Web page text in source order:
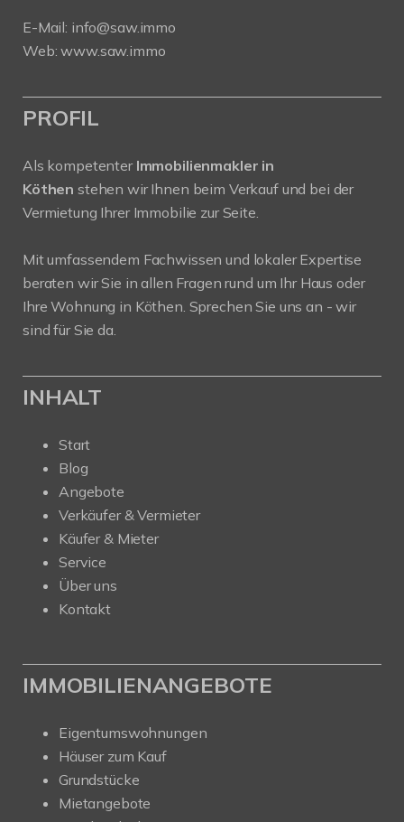
E-Mail: info@saw.immo
Web:www.saw.immo
PROFIL
Als kompetenter Immobilienmakler in
Köthen stehen wir Ihnen beim Verkauf und bei der
Vermietung Ihrer Immobilie zur Seite.
Mit umfassendem Fachwissen und lokaler Expertise
beraten wir Sie in allen Fragen rund um Ihr Haus oder
Ihre Wohnung in Köthen. Sprechen Sie uns an - wir
sind für Sie da.
INHALT
Start
Blog
Angebote
Verkäufer & Vermieter
Käufer & Mieter
Service
Über uns
Kontakt
IMMOBILIENANGEBOTE
Eigentumswohnungen
Häuser zum Kauf
Grundstücke
Mietangebote